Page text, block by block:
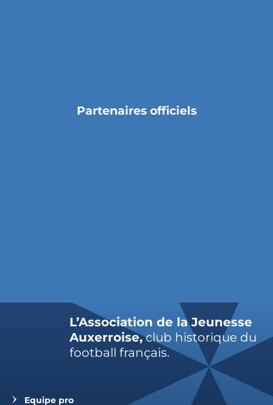
Partenaires officiels
L’Association de la Jeunesse
Auxerroise,club historique du
football français.
Equipe pro